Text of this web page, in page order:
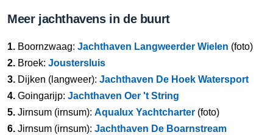
Meer jachthavens in de buurt
1. Boornzwaag: Jachthaven Langweerder Wielen (foto)
2. Broek: Joustersluis
3. Dijken (langweer): Jachthaven De Hoek Watersport
4. Goingarijp: Jachthaven Oer 't String
5. Jirnsum (irnsum): Aqualux Yachtcharter (foto)
6. Jirnsum (irnsum): Jachthaven De Boarnstream